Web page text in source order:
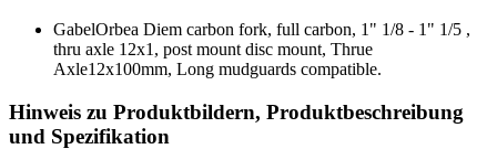
GabelOrbea Diem carbon fork, full carbon, 1" 1/8 - 1" 1/5 ,
thru axle 12x1, post mount disc mount, Thrue
Axle12x100mm, Long mudguards compatible.
Hinweis zu Produktbildern, Produktbeschreibung
und Spezifikation